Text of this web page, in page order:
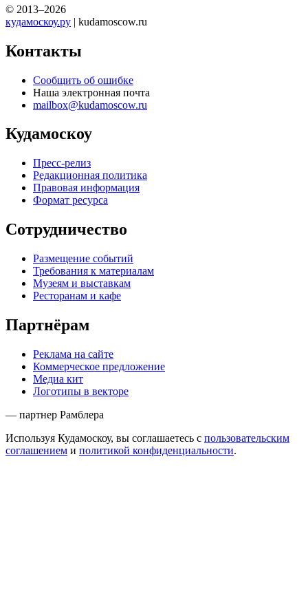
© 2013–2026
кудамоскоу.ру | kudamoscow.ru
Контакты
Сообщить об ошибке
Наша электронная почта
mailbox@kudamoscow.ru
Кудамоскоу
Пресс-релиз
Редакционная политика
Правовая информация
Формат ресурса
Сотрудничество
Размещение событий
Требования к материалам
Музеям и выставкам
Ресторанам и кафе
Партнёрам
Реклама на сайте
Коммерческое предложение
Медиа кит
Логотипы в векторе
— партнер Рамблера
Используя Кудамоскоу, вы соглашаетесь с пользовательским
соглашением и политикой конфиденциальности.